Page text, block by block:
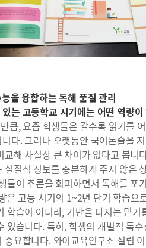
을 융합하는 독해 품질 관리
는 고등학교 시기에는 어떤 역량
큼, 요즘 학생들은 갈수록 읽기를
다. 그러나 오랫동안 국어논술을
교해 사실상 큰 차이가 없다고 봅니
실질적 정보를 충분하게 주지 않은
들이 추론을 회피하면서 독해를 포
은 고등 시기의 1~2년 단기 학습으
학습이 아니라, 기반을 다지는 밑
있습니다. 특히, 학생의 개별적 특
중요합니다. 와이교육연구소 설립